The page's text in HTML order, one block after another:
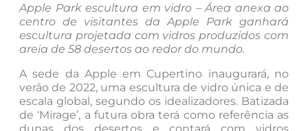
Apple Park escultura em vidro – Área anexa ao
centro de visitantes da Apple Park ganhará
escultura projetada com vidros produzidos com
areia de 58 desertos ao redor do mundo.
A sede da Apple em Cupertino inaugurará, no
verão de 2022, uma escultura de vidro única e de
escala global, segundo os idealizadores. Batizada
de ‘Mirage’, a futura obra terá como referência as